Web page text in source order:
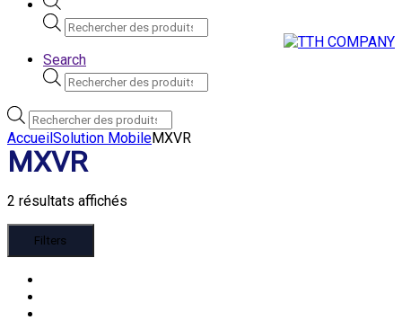
Recherche
de
produits
Search
Recherche
de
produits
Recherche
de
produits
Accueil Solution MobileMXVR
MXVR
2 résultats affichés
Filters